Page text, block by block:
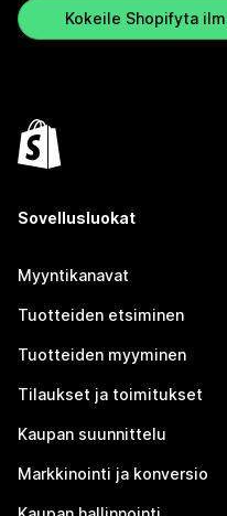
Kokeile Shopifyta
Sovellusluokat
Myyntikanavat
Tuotteiden etsiminen
Tuotteiden myyminen
Tilaukset ja toimitukset
Kaupan suunnittelu
Markkinointi ja konversio